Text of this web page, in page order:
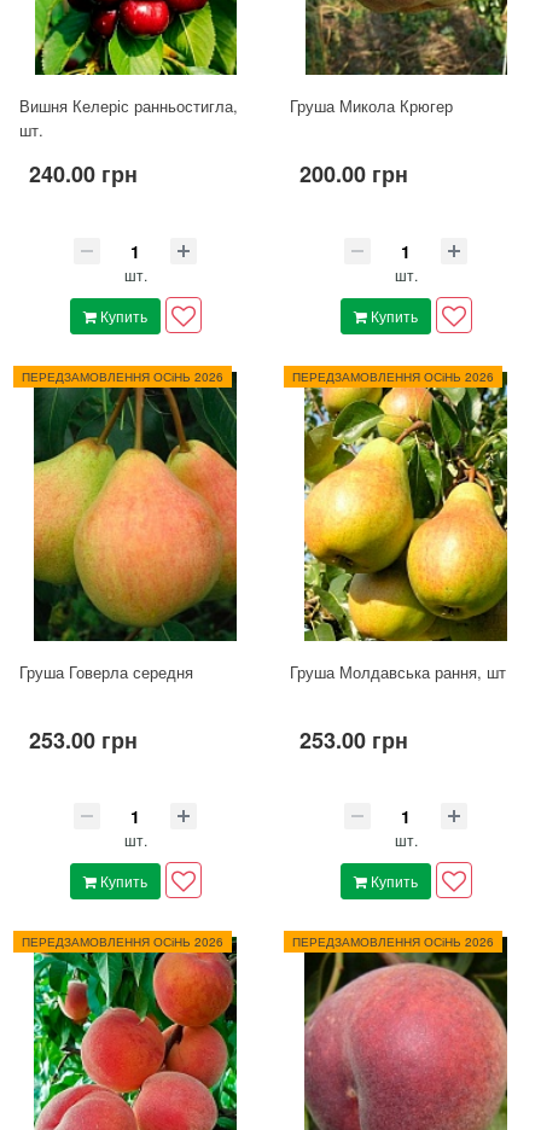
Вишня Келеріс ранньостигла,
шт.
240.00 грн
шт.
Купить
Груша Микола Крюгер
200.00 грн
шт.
Купить
ПЕРЕДЗАМОВЛЕННЯ ОСіНЬ 2026
Груша Говерла середня
253.00 грн
шт.
Купить
ПЕРЕДЗАМОВЛЕННЯ ОСіНЬ 2026
Груша Молдавська рання, шт
253.00 грн
шт.
Купить
ПЕРЕДЗАМОВЛЕННЯ ОСіНЬ 2026 ПЕРЕДЗАМОВЛЕННЯ ОСіНЬ 2026